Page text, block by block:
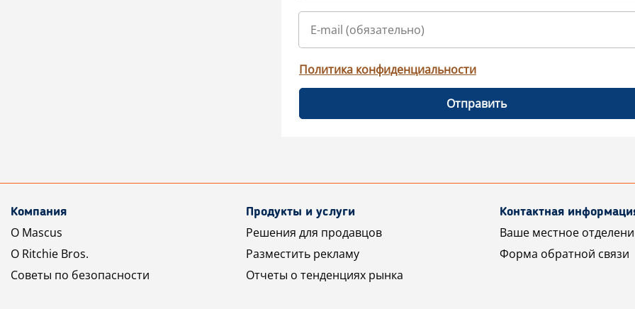
Политика конфиденциальности
Отправить
Компания
О Mascus
О Ritchie Bros.
Советы по безопасности
Продукты и услуги
Решения для продавцов
Разместить рекламу
Отчеты о тенденциях рынка
Контактная
Ваше местное
Форма обратной связи